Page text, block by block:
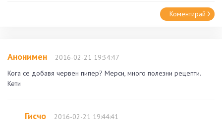
Коментирай
Анонимен
2016-02-21 19:34:47
Кога се добавя червен пипер? Мерси, много полезни рецепти.
Кети
Гисчо
2016-02-21 19:44:41